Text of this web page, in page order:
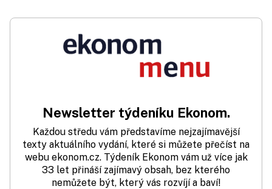
Newsletter týdeníku Ekonom.
Každou středu vám představíme nejzajímavější
texty aktuálního vydání, které si můžete přečíst na
webu ekonom.cz. Týdeník Ekonom vám už více jak
33 let přináší zajímavý obsah, bez kterého
nemůžete být, který vás rozvíjí a baví!